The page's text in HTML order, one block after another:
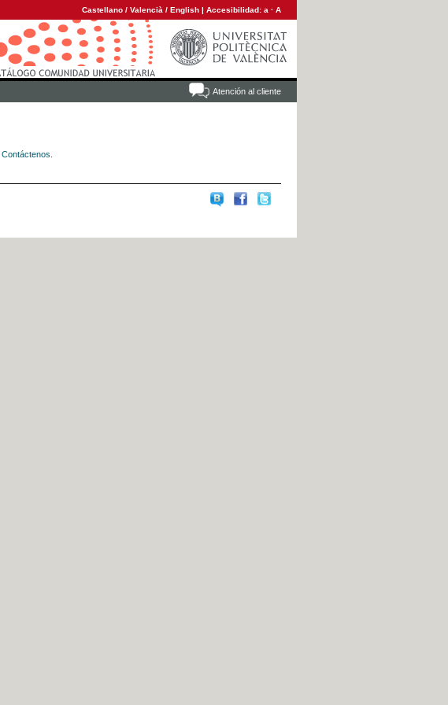
Castellano / Valencià / English | Accesibilidad: a · A
Atención al cliente
Contáctenos